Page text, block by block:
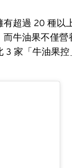
超過 20 種以
牛油果不僅營
3 家「牛油果控